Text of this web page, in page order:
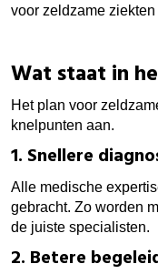
voor zeldzame
Wat staat in
Het plan voor
knelpunten aan.
1. Snellere
Alle medische
gebracht. Zo worden
de juiste specialisten.
2. Betere